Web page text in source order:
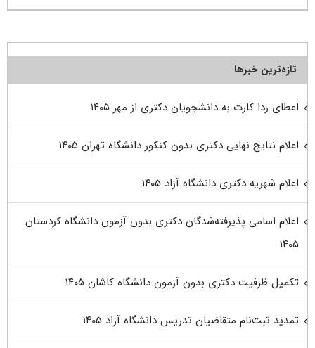
تازه‌ترین خبرها
اعطای ردا کارت به دانشجویان دکتری از مهر ۱۴۰۵
اعلام نتایج نهایی دکتری بدون کنکور دانشگاه تهران ۱۴۰۵
اعلام شهریه دکتری دانشگاه آزاد ۱۴۰۵
اعلام اسامی پذیرفته‌شدگان دکتری بدون آزمون دانشگاه کردستان
۱۴۰۵
تکمیل ظرفیت دکتری بدون آزمون دانشگاه کاشان ۱۴۰۵
تمدید ثبت‌نام متقاضیان تدریس دانشگاه آزاد ۱۴۰۵